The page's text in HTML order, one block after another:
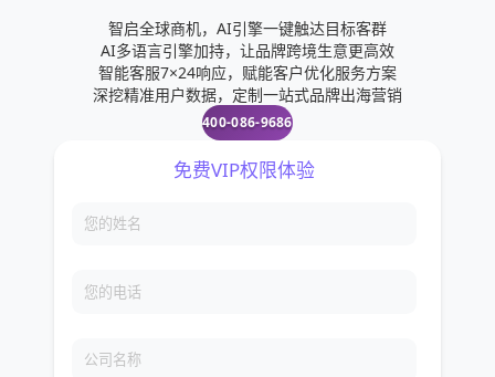
智启全球商机，AI引擎一键触达目标客群
AI多语言引擎加持，让品牌跨境生意更高效
智能客服7×24响应，赋能客户优化服务方案
深挖精准用户数据，定制一站式品牌出海营销
400-086-9686